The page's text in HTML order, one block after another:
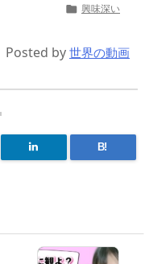
ro
p.
 興味深い
Posted by 世界の動画
B!